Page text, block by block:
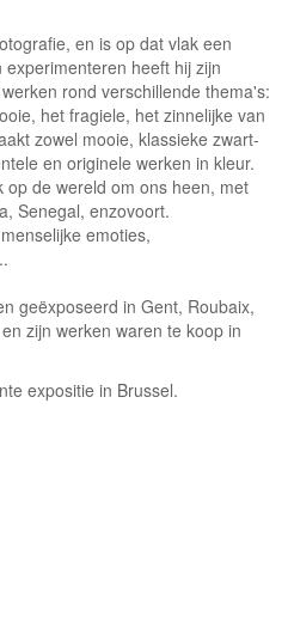
en is op dat vlak een
heeft hij zijn
rond verschillende thema's:
het fragiele, het zinnelijke van
zowel mooie, klassieke zwart-
en originele werken in kleur.
de wereld om ons heen, met
Senegal, enzovoort.
emoties,
geëxposeerd in Gent, Roubaix,
zijn werken waren te koop in
expositie in Brussel.